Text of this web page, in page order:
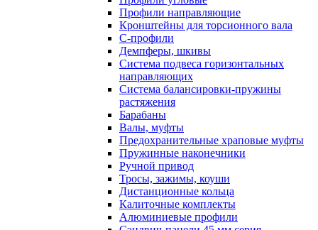
Профили направляющие
Кронштейны для торсионного вала
С-профили
Демпферы, шкивы
Система подвеса горизонтальных
направляющих
Система балансировки-пружины
растяжения
Барабаны
Валы, муфты
Предохранительные храповые муфты
Пружинные наконечники
Ручной привод
Тросы, зажимы, коуши
Дистанционные кольца
Калиточные комплекты
Алюминиевые профили